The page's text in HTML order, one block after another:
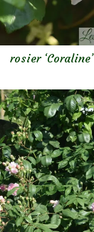
rosier ‘Coraline’